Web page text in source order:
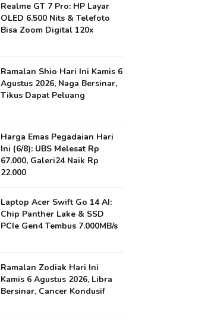
Realme GT 7 Pro: HP Layar
OLED 6.500 Nits & Telefoto
Bisa Zoom Digital 120x
Ramalan Shio Hari Ini Kamis 6
Agustus 2026, Naga Bersinar,
Tikus Dapat Peluang
Harga Emas Pegadaian Hari
Ini (6/8): UBS Melesat Rp
67.000, Galeri24 Naik Rp
22.000
Laptop Acer Swift Go 14 AI:
Chip Panther Lake & SSD
PCIe Gen4 Tembus 7.000MB/s
Ramalan Zodiak Hari Ini
Kamis 6 Agustus 2026, Libra
Bersinar, Cancer Kondusif